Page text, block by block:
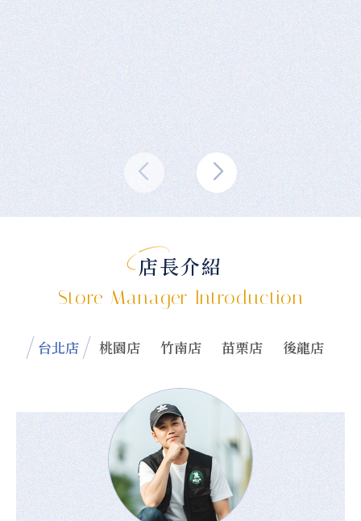
店長介紹
Store Manager Introduction
台北店 桃園店 竹南店 苗栗店 後龍店